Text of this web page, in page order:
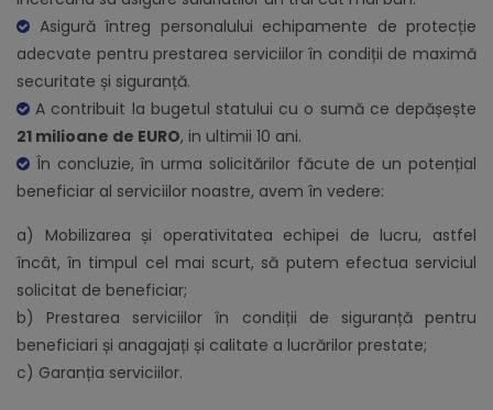
Asigură întreg personalului echipamente de protecție
adecvate pentru prestarea serviciilor în condiții de maximă
securitate și siguranță.
A contribuit la bugetul statului cu o sumă ce depășește
21 milioane de EURO, in ultimii 10 ani.
În concluzie, în urma solicitărilor făcute de un potențial
beneficiar al serviciilor noastre, avem în vedere:
a) Mobilizarea și operativitatea echipei de lucru, astfel
încât, în timpul cel mai scurt, să putem efectua serviciul
solicitat de beneficiar;
b) Prestarea serviciilor în condiții de siguranță pentru
beneficiari și anagajați și calitate a lucrărilor prestate;
c) Garanția serviciilor.